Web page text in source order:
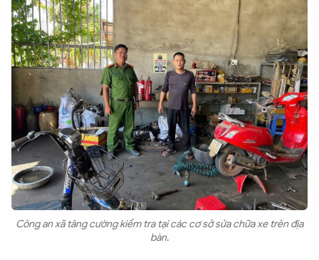
Công an xã tăng cường kiểm tra tại các cơ sở sửa chữa xe trên địa
bàn.